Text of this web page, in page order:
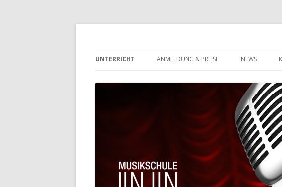
UNTERRICHT ANMELDUNG & PREISE NEWS